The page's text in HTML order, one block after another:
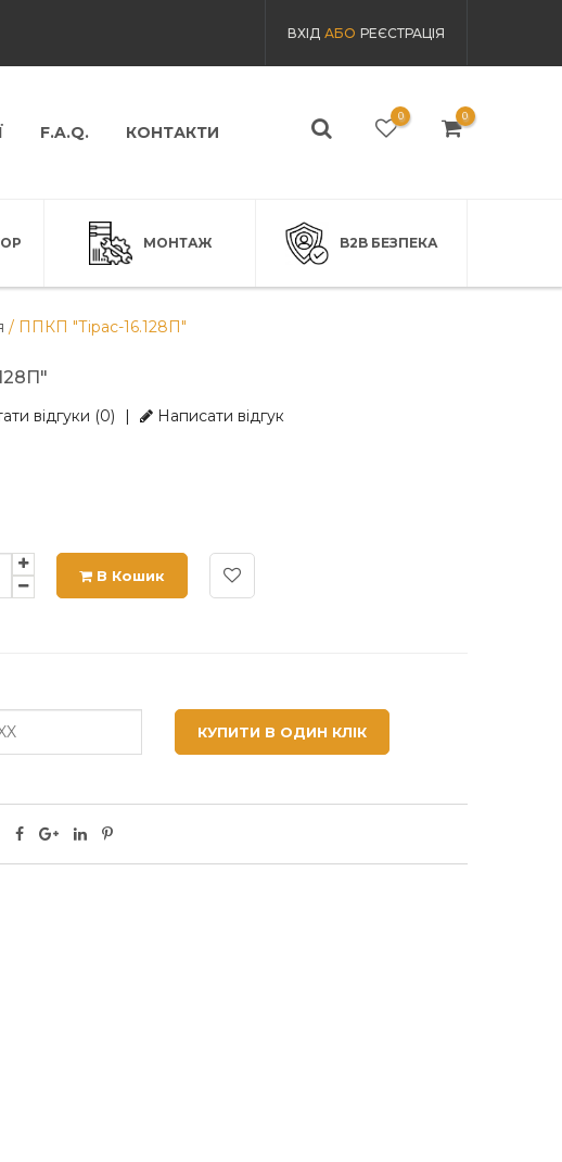
ВХІД АБО РЕЄСТРАЦІЯ
F.A.Q. КОНТАКТИ
0 0
МОНТАЖ B2B БЕЗПЕКА
/ ППКП "Тірас-16.128П"
відгуки (0) | Написати відгук
В Кошик
КУПИТИ В ОДИН КЛІК